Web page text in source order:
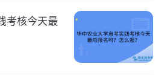
考核今天最